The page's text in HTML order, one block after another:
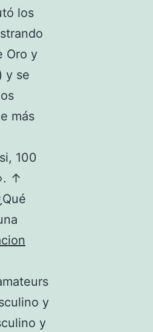
los
Oro y
y se
más
100
↑
y
y